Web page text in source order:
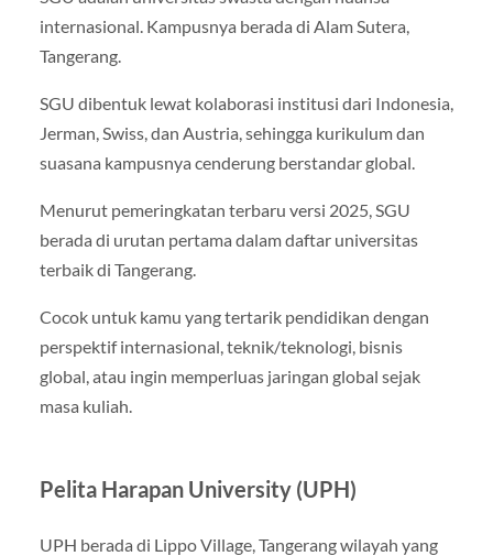
internasional. Kampusnya berada di Alam Sutera,
Tangerang.
SGU dibentuk lewat kolaborasi institusi dari Indonesia,
Jerman, Swiss, dan Austria, sehingga kurikulum dan
suasana kampusnya cenderung berstandar global.
Menurut pemeringkatan terbaru versi 2025, SGU
berada di urutan pertama dalam daftar universitas
terbaik di Tangerang.
Cocok untuk kamu yang tertarik pendidikan dengan
perspektif internasional, teknik/teknologi, bisnis
global, atau ingin memperluas jaringan global sejak
masa kuliah.
Pelita Harapan University (UPH)
UPH berada di Lippo Village, Tangerang wilayah yang